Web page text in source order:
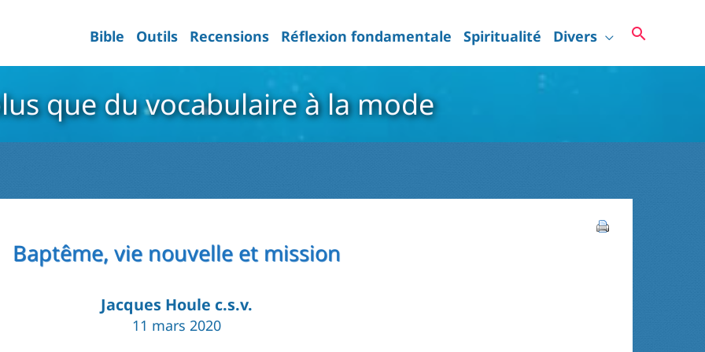
Bible Outils Recensions Réflexion fondamentale Spiritualité Divers
que du vocabulaire à la mode
Baptême, vie nouvelle et mission
Jacques Houle c.s.v.
11 mars 2020